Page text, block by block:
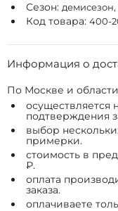
Сезон: демисезон,
Код товара: 400-
Информация о
По Москве и
осуществляется
подтверждения
выбор
примерки.
стоимость в
₽.
оплата
заказа.
оплачиваете